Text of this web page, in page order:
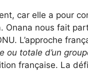
car elle a pour
Onana nous fait
L’approche
totale d’un
française. La